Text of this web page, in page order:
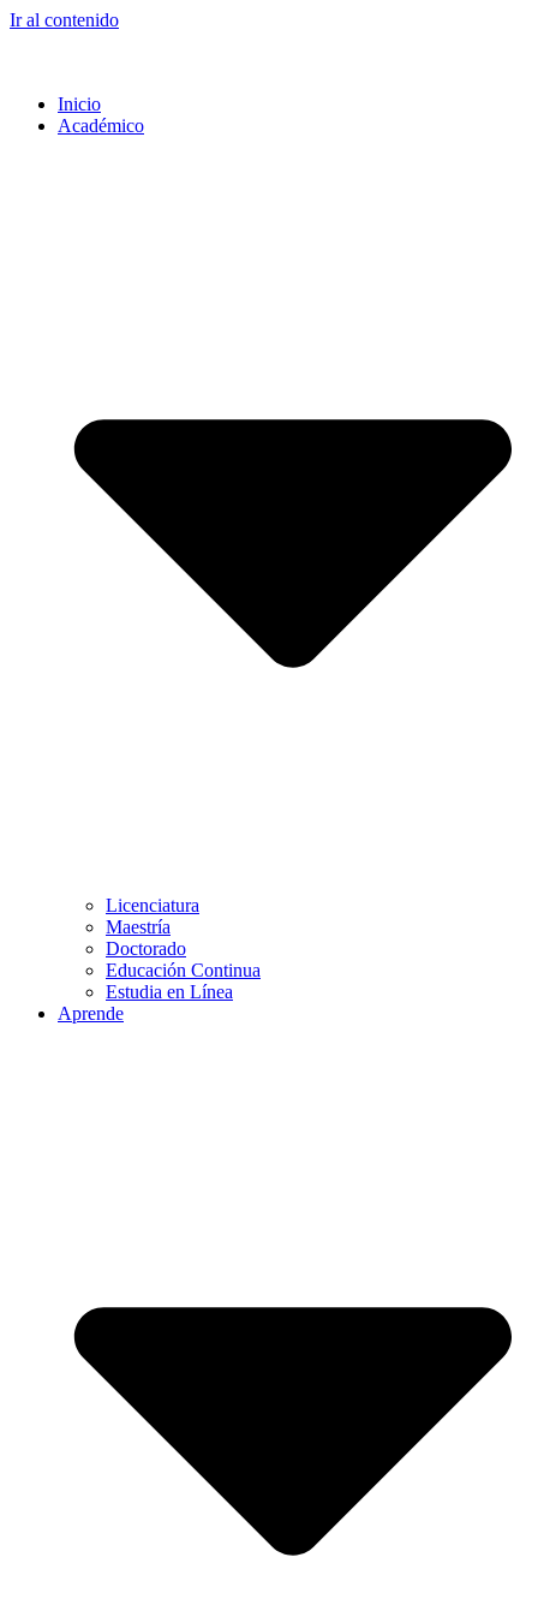
Ir al contenido
Inicio
Académico
Licenciatura
Maestría
Doctorado
Educación Continua
Estudia en Línea
Aprende